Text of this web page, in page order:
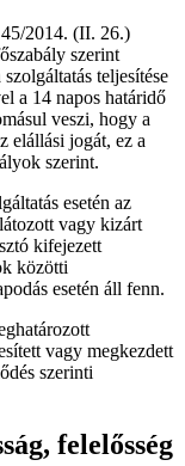
2014. (II. 26.)
szerint
teljesítése
a 14 napos határidő
veszi, hogy a
elállási jogát, ez a
szerint.
esetén az
vagy kizárt
kifejezett
közötti
esetén áll fenn.
vagy megkezdett
szerinti
felelősség